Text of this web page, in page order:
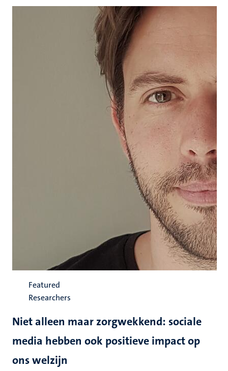
Featured
Researchers
Niet alleen maar zorgwekkend: sociale
media hebben ook positieve impact op
ons welzijn